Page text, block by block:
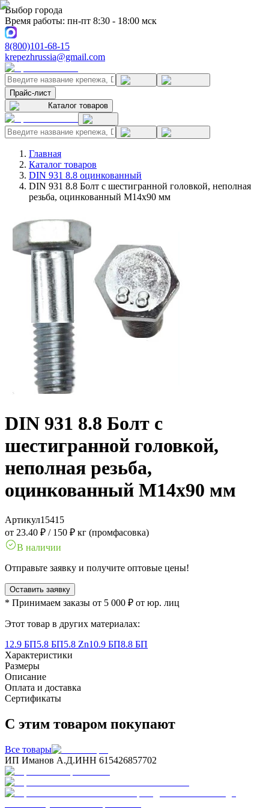
Выбор города
Время работы: пн-пт 8:30 - 18:00 мск
8(800)101-68-15
krepezhrussia@gmail.com
Прайс-лист
Каталог товаров
Главная
Каталог товаров
DIN 931 8.8 оцинкованный
DIN 931 8.8 Болт с шестигранной головкой, неполная
резьба, оцинкованный M14x90 мм
DIN 931 8.8 Болт с
шестигранной головкой,
неполная резьба,
оцинкованный M14x90 мм
Артикул15415
от 23.40 ₽ / 150 ₽ кг (промфасовка)
В наличии
Отправьте заявку и получите оптовые цены!
Оставить заявку
* Принимаем заказы от 5 000 ₽ от юр. лиц
Этот товар в других материалах:
12.9 БП5.8 БП5.8 Zn10.9 БП8.8 БП
Характеристики
Размеры
Описание
Оплата и доставка
Сертификаты
С этим товаром покупают
Все товары
ИП Иманов А.Д.ИНН 615426857702